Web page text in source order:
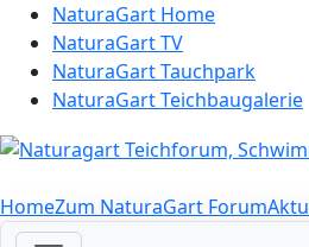
NaturaGart Home
NaturaGart TV
NaturaGart Tauchpark
NaturaGart Teichbaugalerie
HomeZum NaturaGart Forum